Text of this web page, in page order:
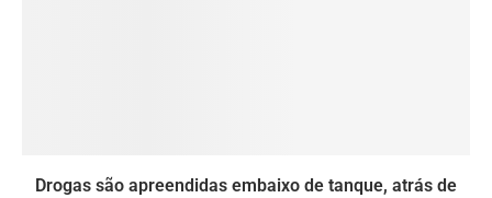
Drogas são apreendidas embaixo de tanque, atrás de